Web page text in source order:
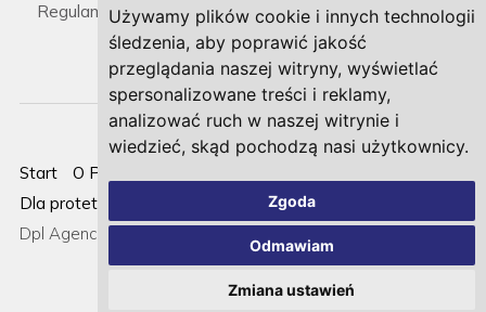
Używamy plików cookie i innych technologii
śledzenia, aby poprawić jakość
przeglądania naszej witryny, wyświetlać
spersonalizowane treści i reklamy,
analizować ruch w naszej witrynie i
wiedzieć, skąd pochodzą nasi użytkownicy.
Zgoda
Odmawiam
Zmiana ustawień
Regulamin umieszczenia gabinetu na mapce PSPS
Start O PSPS
Dla protetyków
Kontakt Cookies
Dpl Agency -